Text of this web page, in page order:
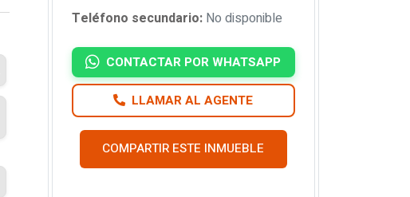
Teléfono secundario: No disponible
CONTACTAR POR WHATSAPP
LLAMAR AL AGENTE
COMPARTIR ESTE INMUEBLE